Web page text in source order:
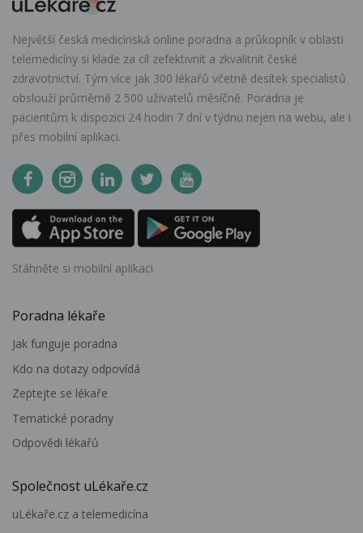
Největší česká medicínská online poradna a průkopník v oblasti
telemedicíny si klade za cíl zefektivnit a zkvalitnit české
zdravotnictví. Tým více jak 300 lékařů včetně desítek specialistů
obslouží průměrně 2 500 uživatelů měsíčně. Poradna je
pacientům k dispozici 24 hodin 7 dní v týdnu nejen na webu, ale i
přes mobilní aplikaci.
Stáhněte si mobilní aplikaci
Poradna lékaře
Jak funguje poradna
Kdo na dotazy odpovídá
Zeptejte se lékaře
Tematické poradny
Odpovědi lékařů
Společnost uLékaře.cz
uLékaře.cz a telemedicína